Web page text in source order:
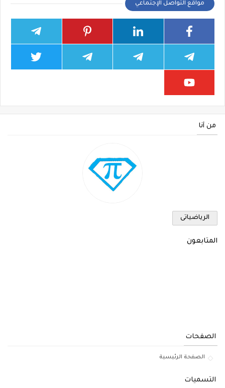
مواقع التواصل الإجتماعي
من أنا
الرياضياتى
المتابعون
الصفحات
الصفحة الرئيسية
التسميات